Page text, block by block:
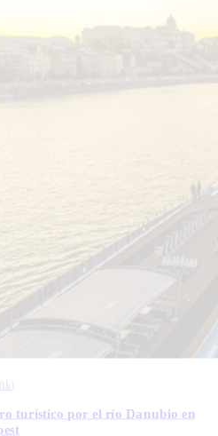
)
turístico por el río Danubio en